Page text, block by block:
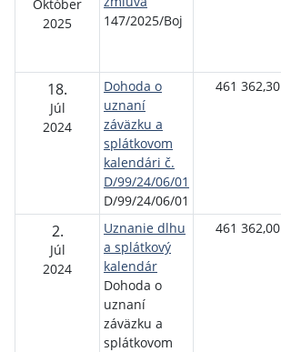
Október
2025
147/2025/Boj
18.
Júl
2024
Dohoda o
uznaní
záväzku a
splátkovom
kalendári č.
D/99/24/06/01
D/99/24/06/01
461
2.
Júl
2024
Uznanie dlhu
a splátkový
kalendár
Dohoda o
uznaní
záväzku a
splátkovom
461